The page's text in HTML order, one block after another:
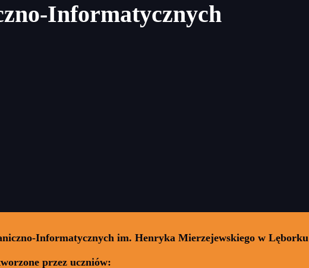
Informatycznych
Informatycznych im. Henryka Mierzejewskiego w Lęborku
przez uczniów: